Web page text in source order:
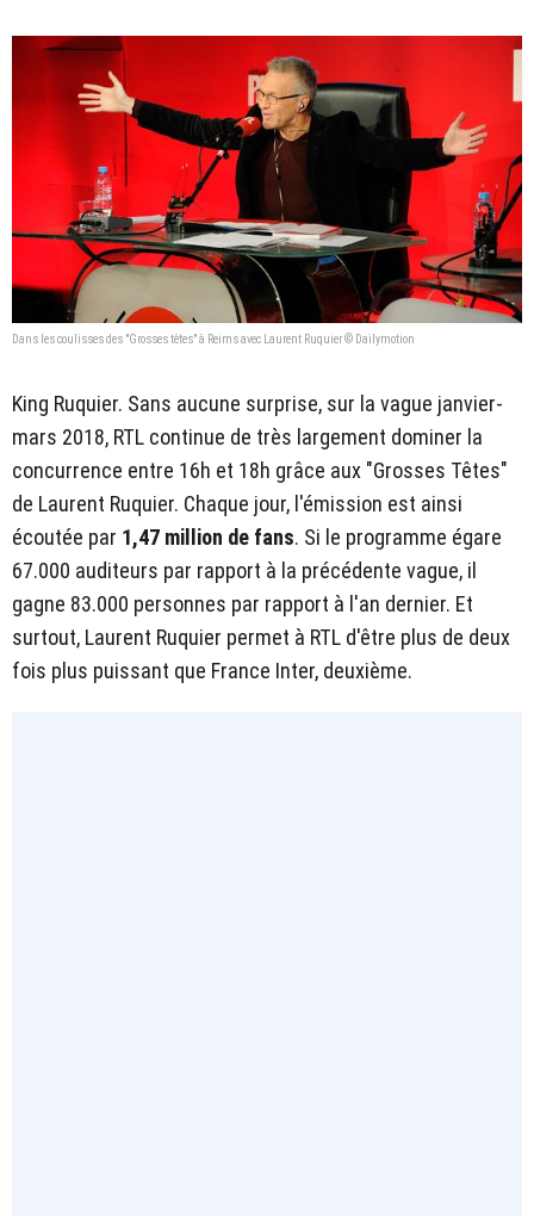
Dans les coulisses des "Grosses têtes" à Reims avec Laurent Ruquier © Dailymotion
King Ruquier. Sans aucune surprise, sur la vague janvier-
mars 2018, RTL continue de très largement dominer la
concurrence entre 16h et 18h grâce aux "Grosses Têtes"
de Laurent Ruquier. Chaque jour, l'émission est ainsi
écoutée par 1,47 million de fans. Si le programme égare
67.000 auditeurs par rapport à la précédente vague, il
gagne 83.000 personnes par rapport à l'an dernier. Et
surtout, Laurent Ruquier permet à RTL d'être plus de deux
fois plus puissant que France Inter, deuxième.